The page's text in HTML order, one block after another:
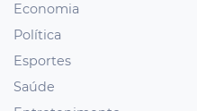
Economia
Política
Esportes
Saúde